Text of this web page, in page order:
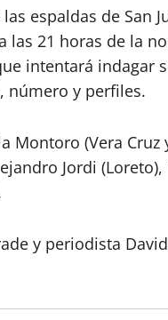
espaldas de San
las 21 horas de la
intentará indagar
número y perfiles.
Montoro (Vera Cruz
Jordi
y periodista